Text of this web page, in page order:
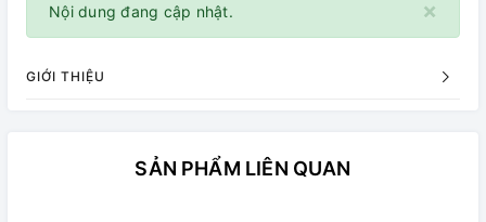
×
Nội dung đang cập nhật.
GIỚI THIỆU
SẢN PHẨM LIÊN QUAN